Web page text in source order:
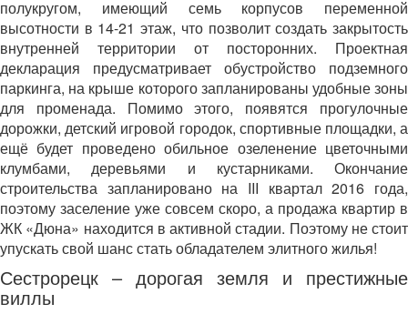
полукругом, имеющий семь корпусов переменной
высотности в 14-21 этаж, что позволит создать закрытость
внутренней территории от посторонних. Проектная
декларация предусматривает обустройство подземного
паркинга, на крыше которого запланированы удобные зоны
для променада. Помимо этого, появятся прогулочные
дорожки, детский игровой городок, спортивные площадки, а
ещё будет проведено обильное озеленение цветочными
клумбами, деревьями и кустарниками. Окончание
строительства запланировано на III квартал 2016 года,
поэтому заселение уже совсем скоро, а продажа квартир в
ЖК «Дюна» находится в активной стадии. Поэтому не стоит
упускать свой шанс стать обладателем элитного жилья!
Сестрорецк – дорогая земля и престижные
виллы